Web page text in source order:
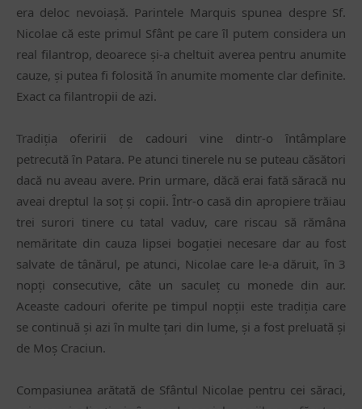
era deloc nevoiașă. Parintele Marquis spunea despre Sf.
Nicolae că este primul Sfânt pe care ȋl putem considera un
real filantrop, deoarece și-a cheltuit averea pentru anumite
cauze, și putea fi folosită ȋn anumite momente clar definite.
Exact ca filantropii de azi.
Tradiția oferirii de cadouri vine dintr-o ȋntâmplare
petrecută ȋn Patara. Pe atunci tinerele nu se puteau căsători
dacă nu aveau avere. Prin urmare, dăcă erai fată săracă nu
aveai dreptul la soț și copii. Ȋntr-o casă din apropiere trăiau
trei surori tinere cu tatal vaduv, care riscau să rămâna
nemăritate din cauza lipsei bogației necesare dar au fost
salvate de tânărul, pe atunci, Nicolae care le-a dăruit, ȋn 3
nopți consecutive, câte un saculeț cu monede din aur.
Aceaste cadouri oferite pe timpul nopții este tradiția care
se continuă și azi ȋn multe țari din lume, și a fost preluată și
de Moș Craciun.
Compasiunea arătată de Sfântul Nicolae pentru cei săraci,